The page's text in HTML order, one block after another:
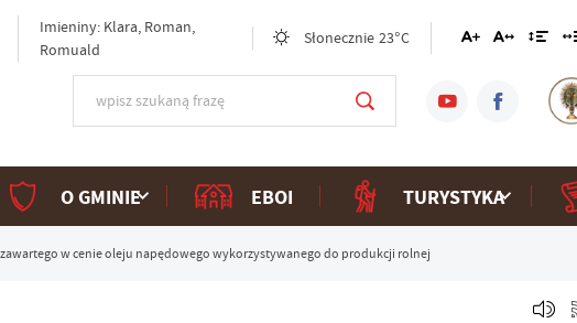
Imieniny: Klara, Roman,
Romuald
Słonecznie 23°C
O GMINIE EBOI TURYSTYKA
w cenie oleju napędowego wykorzystywanego do produkcji rolnej